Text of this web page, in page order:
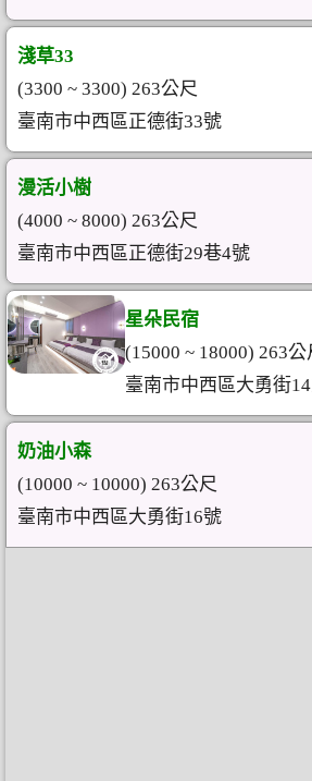
淺草33
(3300 ~ 3300) 263公尺
臺南市中西區正德街33號
漫活小樹
(4000 ~ 8000) 263公尺
臺南市中西區正德街29巷4號
星朵民宿
(15000 ~ 18000) 263公
臺南市中西區大勇街
奶油小森
(10000 ~ 10000) 263公尺
臺南市中西區大勇街16號